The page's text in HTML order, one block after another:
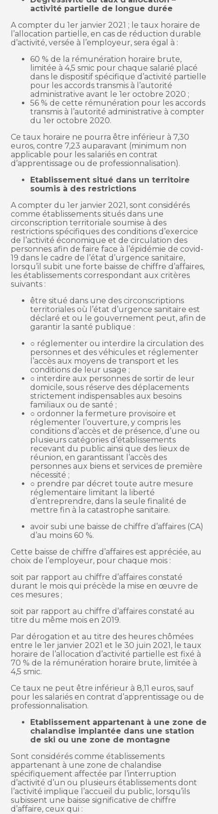
activité partielle de longue durée
A compter du 1er janvier 2021 ; le taux horaire de
l’allocation partielle, en cas de réduction durable
d’activité, versée à l’employeur, sera égal à :
60 % de la rémunération horaire brute,
limitée à 4,5 smic pour chaque salarié placé
dans le dispositif spécifique d’activité partielle
pour les accords transmis à l’autorité
administrative avant le 1er octobre 2020 ;
56 % de cette rémunération pour les accords
transmis à l’autorité administrative à compter
du 1er octobre 2020.
Ce taux horaire ne pourra être inférieur à 7,30
euros, contre 7,23 auparavant (minimum non
applicable pour les salariés en contrat
d’apprentissage ou de professionnalisation).
Etablissement situé dans un territoire
soumis à des restrictions
A compter du 1er janvier 2021, sont considérés
comme établissements situés dans une
circonscription territoriale soumise à des
restrictions spécifiques des conditions d’exercice
de l’activité économique et de circulation des
personnes afin de faire face à l’épidémie de covid-
19 dans le cadre de l’état d’urgence sanitaire,
lorsqu’il subit une forte baisse de chiffre d’affaires,
les établissements correspondant aux critères
suivants :
être situé dans une des circonscriptions
territoriales où l’état d’urgence sanitaire est
déclaré et ou le gouvernement peut, afin de
garantir la santé publique :
○ réglementer ou interdire la circulation des
personnes et des véhicules et réglementer
l’accès aux moyens de transport et les
conditions de leur usage ;
○ interdire aux personnes de sortir de leur
domicile, sous réserve des déplacements
strictement indispensables aux besoins
familiaux ou de santé ;
○ ordonner la fermeture provisoire et
réglementer l’ouverture, y compris les
conditions d’accès et de présence, d’une ou
plusieurs catégories d’établissements
recevant du public ainsi que des lieux de
réunion, en garantissant l’accès des
personnes aux biens et services de première
nécessité ;
○ prendre par décret toute autre mesure
réglementaire limitant la liberté
d’entreprendre, dans la seule finalité de
mettre fin à la catastrophe sanitaire.
avoir subi une baisse de chiffre d’affaires (CA)
d’au moins 60 %.
Cette baisse de chiffre d’affaires est appréciée, au
choix de l’employeur, pour chaque mois :
soit par rapport au chiffre d’affaires constaté
durant le mois qui précède la mise en œuvre de
ces mesures ;
soit par rapport au chiffre d’affaires constaté au
titre du même mois en 2019.
Par dérogation et au titre des heures chômées
entre le 1er janvier 2021 et le 30 juin 2021, le taux
horaire de l’allocation d’activité partielle est fixé à
70 % de la rémunération horaire brute, limitée à
4,5 smic.
Ce taux ne peut être inférieur à 8,11 euros, sauf
pour les salariés en contrat d’apprentissage ou de
professionnalisation.
Etablissement appartenant à une zone de
chalandise implantée dans une station
de ski ou une zone de montagne
Sont considérés comme établissements
appartenant à une zone de chalandise
spécifiquement affectée par l’interruption
d’activité d’un ou plusieurs établissements dont
l’activité implique l’accueil du public, lorsqu’ils
subissent une baisse significative de chiffre
d’affaire, ceux qui :